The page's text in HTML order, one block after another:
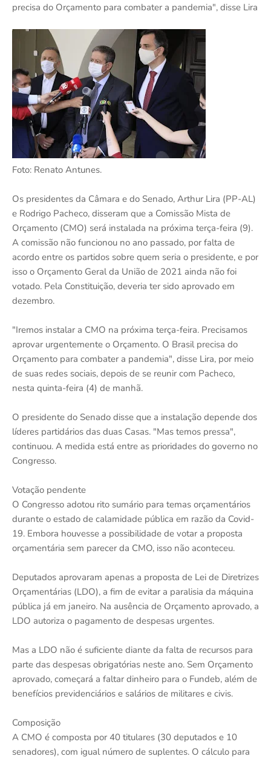
precisa do Orçamento para combater a pandemia", disse Lira
Foto: Renato Antunes.
Os presidentes da Câmara e do Senado, Arthur Lira (PP-AL)
e Rodrigo Pacheco, disseram que a Comissão Mista de
Orçamento (CMO) será instalada na próxima terça-feira (9).
A comissão não funcionou no ano passado, por falta de
acordo entre os partidos sobre quem seria o presidente, e por
isso o Orçamento Geral da União de 2021 ainda não foi
votado. Pela Constituição, deveria ter sido aprovado em
dezembro.
"Iremos instalar a CMO na próxima terça-feira. Precisamos
aprovar urgentemente o Orçamento. O Brasil precisa do
Orçamento para combater a pandemia", disse Lira, por meio
de suas redes sociais, depois de se reunir com Pacheco,
nesta quinta-feira (4) de manhã.
O presidente do Senado disse que a instalação depende dos
líderes partidários das duas Casas. "Mas temos pressa",
continuou. A medida está entre as prioridades do governo no
Congresso.
Votação pendente
O Congresso adotou rito sumário para temas orçamentários
durante o estado de calamidade pública em razão da Covid-
19. Embora houvesse a possibilidade de votar a proposta
orçamentária sem parecer da CMO, isso não aconteceu.
Deputados aprovaram apenas a proposta de Lei de Diretrizes
Orçamentárias (LDO), a fim de evitar a paralisia da máquina
pública já em janeiro. Na ausência de Orçamento aprovado, a
LDO autoriza o pagamento de despesas urgentes.
Mas a LDO não é suficiente diante da falta de recursos para
parte das despesas obrigatórias neste ano. Sem Orçamento
aprovado, começará a faltar dinheiro para o Fundeb, além de
benefícios previdenciários e salários de militares e civis.
Composição
A CMO é composta por 40 titulares (30 deputados e 10
senadores), com igual número de suplentes. O cálculo para